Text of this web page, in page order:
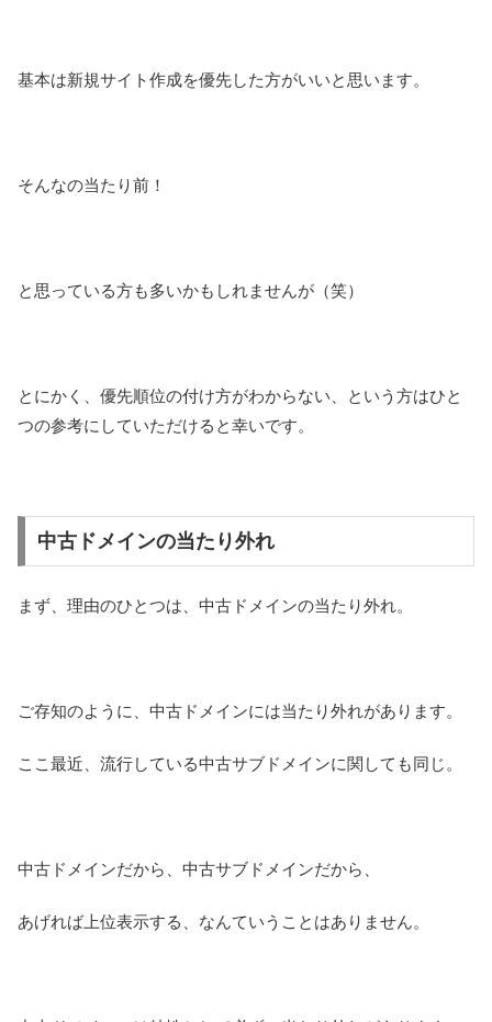
基本は新規サイト作成を優先した方がいいと思います。
そんなの当たり前！
と思っている方も多いかもしれませんが（笑）
とにかく、優先順位の付け方がわからない、という方はひと
つの参考にしていただけると幸いです。
中古ドメインの当たり外れ
まず、理由のひとつは、中古ドメインの当たり外れ。
ご存知のように、中古ドメインには当たり外れがあります。
ここ最近、流行している中古サブドメインに関しても同じ。
中古ドメインだから、中古サブドメインだから、
あげれば上位表示する、なんていうことはありません。